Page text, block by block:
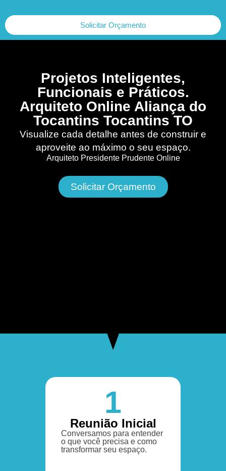
Solicitar Orçamento
Projetos Inteligentes,
Funcionais e Práticos.
Arquiteto Online Aliança do
Tocantins Tocantins TO
Visualize cada detalhe antes de construir e
aproveite ao máximo o seu espaço.
Arquiteto Presidente Prudente Online
Solicitar Orçamento
1
Reunião Inicial
Conversamos para entender
o que você precisa e como
transformar seu espaço.